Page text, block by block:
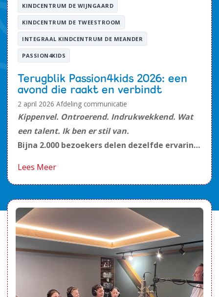
KINDCENTRUM DE WIJNGAARD
KINDCENTRUM DE TWEESTROOM
INTEGRAAL KINDCENTRUM DE MEANDER
PASSION4KIDS
Terugblik Passion4kids 2026: een
avond die raakt en verbindt
2 april 2026 Afdeling communicatie
Kippenvel. Ontroerend. Indrukwekkend. Wat
een talent. Ik ben er stil van.
Bijna 2.000 bezoekers delen dezelfde ervarin…
Lees Meer